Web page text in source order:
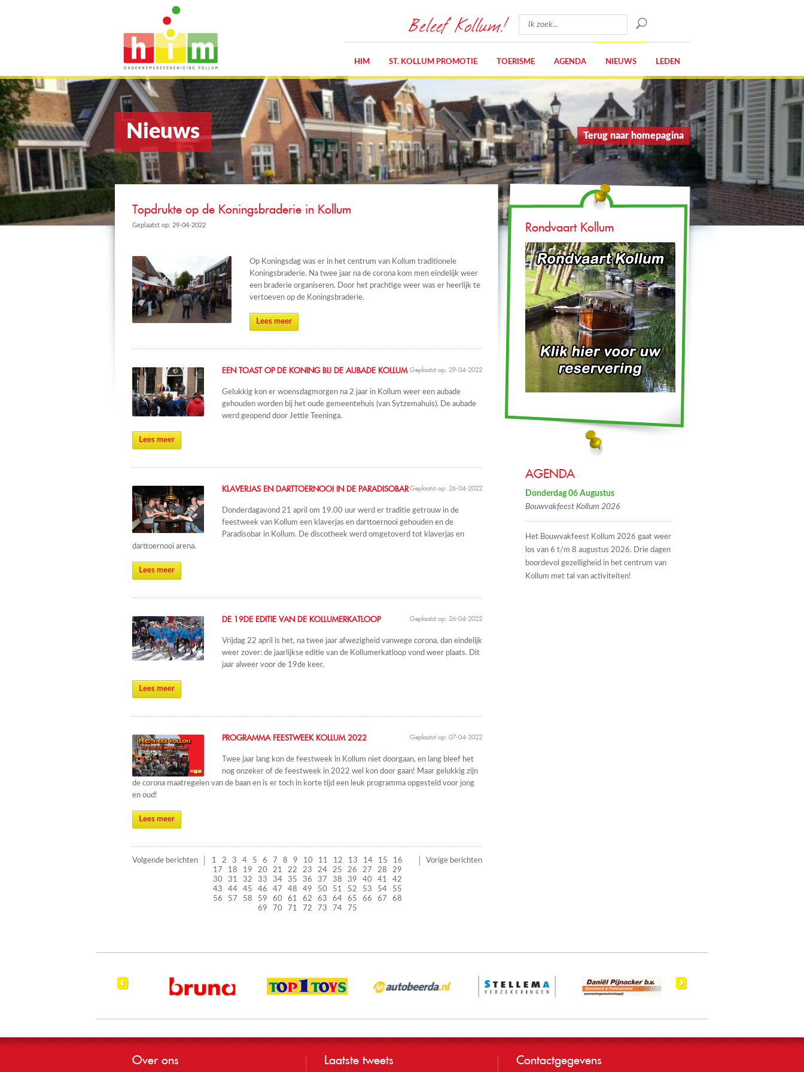
Beleef Kollum!
HIM ST. KOLLUM PROMOTIE TOERISME AGENDA NIEUWS LEDEN
Nieuws Terug naar homepagina
Topdrukte op de Koningsbraderie in Kollum
Geplaatst op: 29-04-2022
Op Koningsdag was er in het centrum van Kollum traditionele
Koningsbraderie. Na twee jaar na de corona kom men eindelijk weer
een braderie organiseren. Door het prachtige weer was er heerlijk te
vertoeven op de Koningsbraderie.
Lees meer
Geplaatst op: 29-04-2022
EEN TOAST OP DE KONING BIJ DE AUBADE KOLLUM
Gelukkig kon er woensdagmorgen na 2 jaar in Kollum weer een aubade
gehouden worden bij het oude gemeentehuis (van Sytzemahuis). De aubade
werd geopend door Jettie Teeninga.
Lees meer
Geplaatst op: 26-04-2022
KLAVERJAS EN DARTTOERNOOI IN DE PARADISOBAR
Donderdagavond 21 april om 19.00 uur werd er traditie getrouw in de
feestweek van Kollum een klaverjas en darttoernooi gehouden en de
Paradisobar in Kollum. De discotheek werd omgetoverd tot klaverjas en
darttoernooi arena.
Lees meer
Geplaatst op: 26-04-2022
DE 19DE EDITIE VAN DE KOLLUMERKATLOOP
Vrijdag 22 april is het, na twee jaar afwezigheid vanwege corona, dan eindelijk
weer zover: de jaarlijkse editie van de Kollumerkatloop vond weer plaats. Dit
jaar alweer voor de 19de keer.
Lees meer
Geplaatst op: 07-04-2022
PROGRAMMA FEESTWEEK KOLLUM 2022
Twee jaar lang kon de feestweek in Kollum niet doorgaan, en lang bleef het
nog onzeker of de feestweek in 2022 wel kon door gaan! Maar gelukkig zijn
de corona maatregelen van de baan en is er toch in korte tijd een leuk programma opgesteld voor jong
en oud!
Lees meer
Volgende berichten 1 2 3 4 5 6 7 8 9 10 11 12 13 14 15
16
17
18 19 20 21 22 23 24 25 26 27 28
29
30
31 32 33 34 35 36 37 38 39 40 41
42
43
44 45 46 47 48 49 50 51 52 53 54
55
56
57 58 59 60 61 62 63 64 65 66 67
68
69
70 71 72 73 74 75
Vorige berichten
Rondvaart Kollum
AGENDA
Donderdag 06 Augustus
Bouwvakfeest Kollum 2026
Het Bouwvakfeest Kollum 2026 gaat weer
los van 6 t/m 8 augustus 2026. Drie dagen
boordevol gezelligheid in het centrum van
Kollum met tal van activiteiten!
Over ons Laatste tweets Contactgegevens